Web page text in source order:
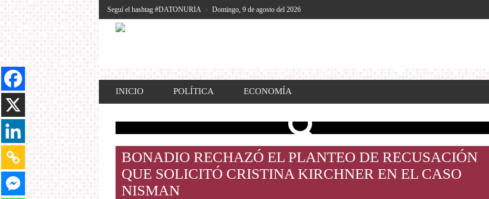
Seguí el hashtag #DATONURIA » Domingo, 9 de agosto del 2026
INICIO POLÍTICA ECONOMÍA
BONADIO RECHAZÓ EL PLANTEO DE RECUSACIÓN
QUE SOLICITÓ CRISTINA KIRCHNER EN EL CASO
NISMAN